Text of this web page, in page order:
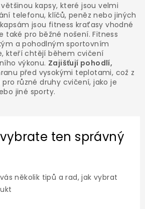
kapsy, které jsou velmi
telefonu, klíčů, peněz nebo jiných
jsou fitness kraťasy vhodné
také pro běžné nošení. Fitness
a pohodlným sportovním
kteří chtějí během cvičení
výkonu. Zajišťují pohodlí,
před vysokými teplotami, což z
různé druhy cvičení, jako je
jiné sporty.
ten správný
několik tipů a rad, jak vybrat